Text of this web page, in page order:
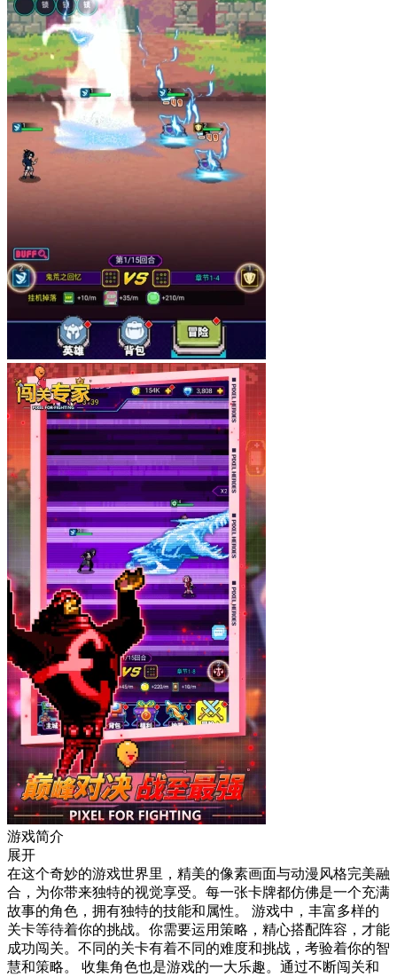
游戏简介
展开
在这个奇妙的游戏世界里，精美的像素画面与动漫风格完美融
合，为你带来独特的视觉享受。每一张卡牌都仿佛是一个充满
故事的角色，拥有独特的技能和属性。 游戏中，丰富多样的
关卡等待着你的挑战。你需要运用策略，精心搭配阵容，才能
成功闯关。不同的关卡有着不同的难度和挑战，考验着你的智
慧和策略。 收集角色也是游戏的一大乐趣。通过不断闯关和